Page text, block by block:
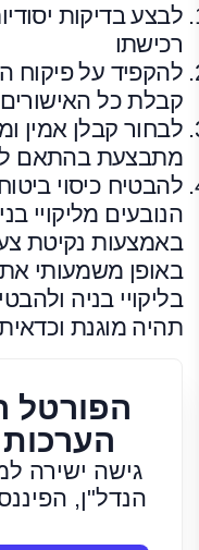
לבצע בדיקות
רכישתו
להקפיד על פיקוח
קבלת כל
לבחור קבלן אמין
מתבצעת בהתאם
להבטיח כיסוי
הנובעים מליקויי
באמצעות נקיטת
באופן משמעותי את
בליקויי בניה
תהיה מוגנת
הפורטל
הערכות
גישה ישירה
הנדל"ן,